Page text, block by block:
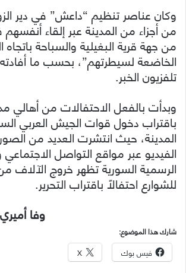
وكان عناصر تنظيم “داعش” في دير
من أجزاء من المدينة عبر إلقاء
من جهة قرية البغيلية والسباحة باتجاه
الخاضعة لسيطرتهم”، بحسب ما
تلفزيون الخبر.
وبدأت بالفعل الاحتفالات من أهالي
باقتراب دخول قوات الجيش العربي
المدينة، حيث انتشرت العديد من
الفيديو عبر مواقع التواصل
الرسمية السورية تظهر خروج الآلاف من
للشوارع احتفالاً باقتراب التحرير.
وفا
شارك هذا الموضوع:
فيس بوك X